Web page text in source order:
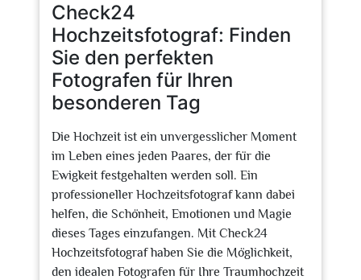
Check24
Hochzeitsfotograf: Finden
Sie den perfekten
Fotografen für Ihren
besonderen Tag
Die Hochzeit ist ein unvergesslicher Moment
im Leben eines jeden Paares, der für die
Ewigkeit festgehalten werden soll. Ein
professioneller Hochzeitsfotograf kann dabei
helfen, die Schönheit, Emotionen und Magie
dieses Tages einzufangen. Mit Check24
Hochzeitsfotograf haben Sie die Möglichkeit,
den idealen Fotografen für Ihre Traumhochzeit